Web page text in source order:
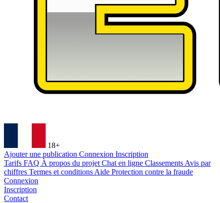
18+
Ajouter une publication Connexion Inscription
Tarifs FAQ À propos du projet Chat en ligne Classements Avis par
chiffres Termes et conditions Aide Protection contre la fraude
Connexion
Inscription
Contact